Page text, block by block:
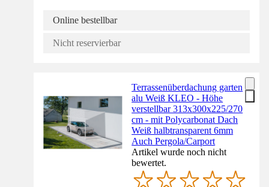
Online bestellbar
Nicht reservierbar
Terrassenüberdachung garten
alu Weiß KLEO - Höhe
verstellbar 313x300x225/270
cm - mit Polycarbonat Dach
Weiß halbtransparent 6mm
Auch Pergola/Carport
Artikel wurde noch nicht
bewertet.